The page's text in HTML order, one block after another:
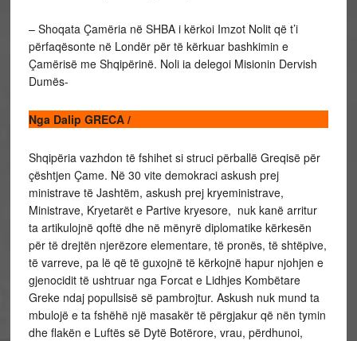
– Shoqata Çamëria në SHBA i kërkoi Imzot Nolit që t’i
përfaqësonte në Londër për të kërkuar bashkimin e
Çamërisë me Shqipërinë. Noli ia delegoi Misionin Dervish
Dumës-
Nga Dalip GRECA /
Shqipëria vazhdon të fshihet si struci përballë Greqisë për
çështjen Çame. Në 30 vite demokraci askush prej
ministrave të Jashtëm, askush prej kryeministrave,
Ministrave, Kryetarët e Partive kryesore, nuk kanë arritur
ta artikulojnë qoftë dhe në mënyrë diplomatike kërkesën
për të drejtën njerëzore elementare, të pronës, të shtëpive,
të varreve, pa lë që të guxojnë të kërkojnë hapur njohjen e
gjenocidit të ushtruar nga Forcat e Lidhjes Kombëtare
Greke ndaj popullsisë së pambrojtur. Askush nuk mund ta
mbulojë e ta fshëhë një masakër të përgjakur që nën tymin
dhe flakën e Luftës së Dytë Botërore, vrau, përdhunoi,